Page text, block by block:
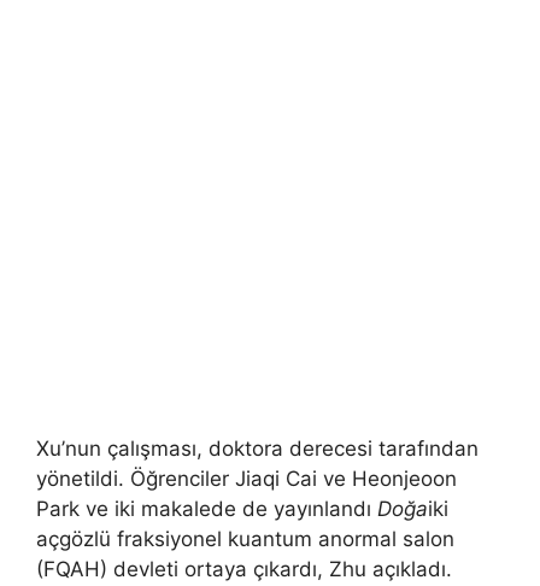
Xu’nun çalışması, doktora derecesi tarafından
yönetildi. Öğrenciler Jiaqi Cai ve Heonjeoon
Park ve iki makalede de yayınlandı Doğaiki
açgözlü fraksiyonel kuantum anormal salon
(FQAH) devleti ortaya çıkardı, Zhu açıkladı.